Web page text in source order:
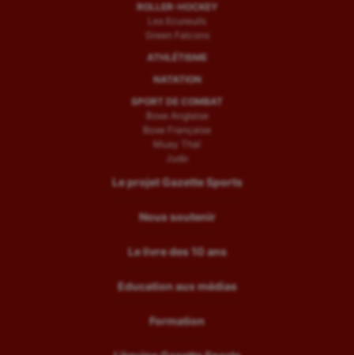
ROLLER-HOCKEY
Les Ecureuils
Green Falcons
ATHLÉTISME
NATATION
SPORT DE COMBAT
Boxe Anglaise
Boxe Française
Muay Thaï
Judo
Le projet Gazette Sports
Nous soutenir
Le livre des 10 ans
Education aux médias
Formation